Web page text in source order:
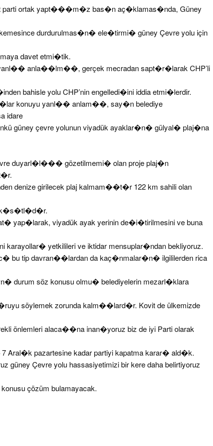
parti ortak yapt���m�z bas�n aç�klamas�nda, Güney
durdurulmas�n� ele�tirmi� güney Çevre yolu için
davet etmi�tik.
anla��lm��, gerçek mecradan sapt�r�larak CHP’li
bahisle yolu CHP’nin engelledi�ini iddia etmi�lerdir.
konuyu yanl�� anlam��, say�n belediye
idare
güney çevre yolunun viyadük ayaklar�n� gülyal� plaj�na
duyarl�l��� gözetilmemi� olan proje plaj�n
denize girilecek plaj kalmam��t�r 122 km sahili olan
k�s�tl�d�r.
yap�larak, viyadük ayak yerinin de�i�tirilmesini ve buna
karayollar� yetkilileri ve iktidar mensuplar�ndan bekliyoruz.
bu tip davran��lardan da kaç�nmalar�n� ilgililerden rica
durum söz konusu olmu� belediyelerin mezarl�klara
söylemek zorunda kalm��lard�r. Kovit de ülkemizde
önlemleri alaca��na inan�yoruz biz de iyi Parti olarak
7 Aral�k pazartesine kadar partiyi kapatma karar� ald�k.
güney Çevre yolu hassasiyetimizi bir kere daha belirtiyoruz
çözüm bulamayacak.